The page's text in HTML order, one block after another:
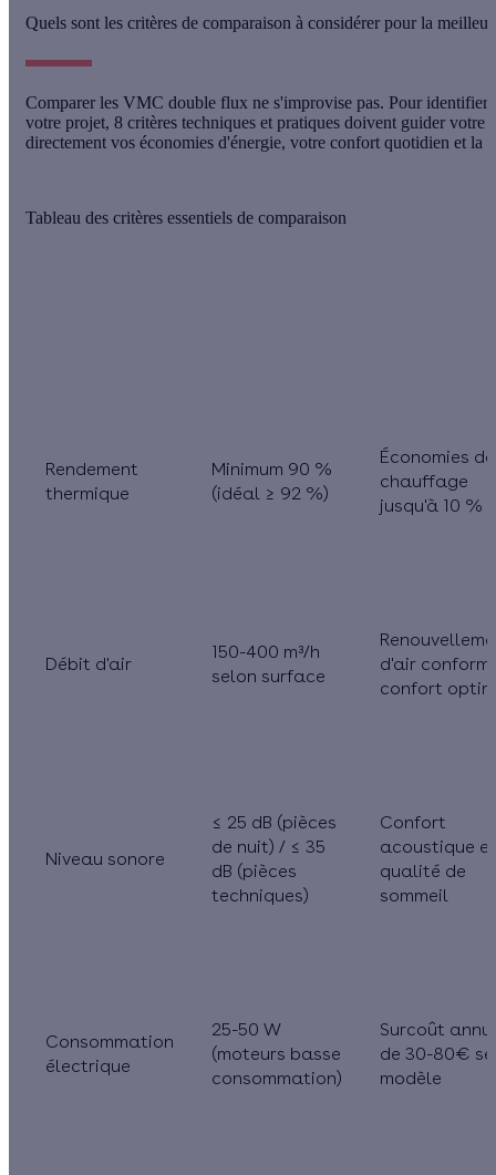
Quels sont les critères de comparaison à considérer pour la
Comparer les VMC double flux ne s'improvise pas. Pour identifier
votre projet, 8 critères techniques et pratiques doivent guider votre
directement vos économies d'énergie, votre confort quotidien et la
Tableau des critères essentiels de comparaison
Rendement
thermique
Minimum 90 %
(idéal ≥ 92 %)
Économies de
chauffage
jusqu'à 10 %
Débit d'air
150-400 m³/h
selon surface
d'air
confort
Niveau sonore
≤ 25 dB (pièces
de nuit) / ≤ 35
dB (pièces
techniques)
Confort
acoustique et
qualité de
sommeil
Consommation
électrique
25-50 W
(moteurs basse
consommation)
Surcoût
de 30-80€
modèle